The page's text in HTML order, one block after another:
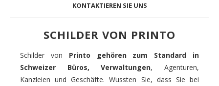
KONTAKTIEREN SIE UNS
SCHILDER VON PRINTO
Schilder von Printo gehören zum Standard in
Schweizer Büros, Verwaltungen, Agenturen,
Kanzleien und Geschäfte. Wussten Sie, dass Sie bei